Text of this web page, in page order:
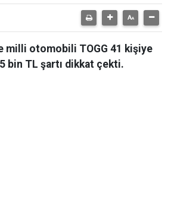
milli otomobili TOGG 41 kişiye
bin TL şartı dikkat çekti.